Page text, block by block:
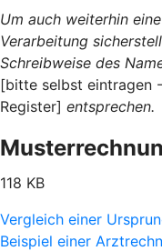
Um auch weiterhin
Verarbeitung
Schreibweise des
[bitte selbst eintragen
Register] entsprechen.
118 KB
Vergleich einer
Beispiel einer